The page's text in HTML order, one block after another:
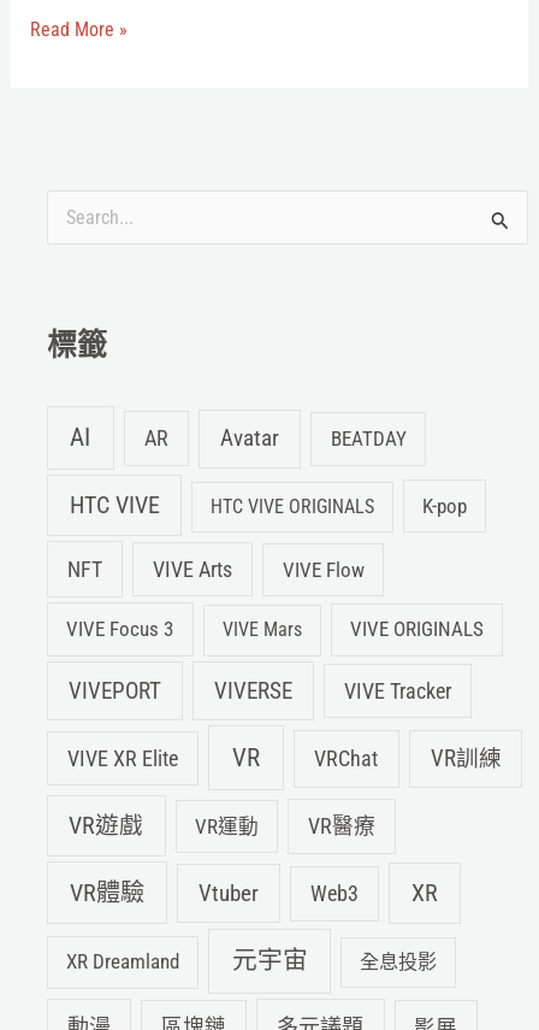
堡？
Read More »
鍵
標籤
AI AR Avatar BEATDAY
HTC VIVE HTC VIVE ORIGINALS K-pop
NFT VIVE Arts VIVE Flow
VIVE Focus 3 VIVE Mars VIVE ORIGINALS
VIVEPORT VIVERSE VIVE Tracker
VIVE XR Elite VR VRChat VR訓練
VR遊戲 VR運動 VR醫療
VR體驗 Vtuber Web3 XR
XR Dreamland 元宇宙 全息投影